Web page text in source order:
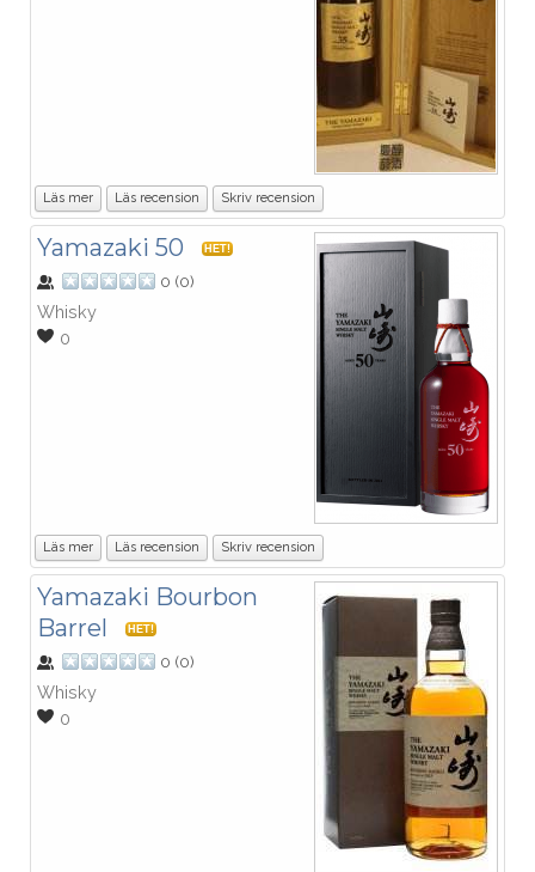
Läs mer Läs recension Skriv recension
Yamazaki 50 HET!
0 (0)
Whisky
0
Läs mer Läs recension Skriv recension
Yamazaki Bourbon
Barrel
HET!
0 (0)
Whisky
0